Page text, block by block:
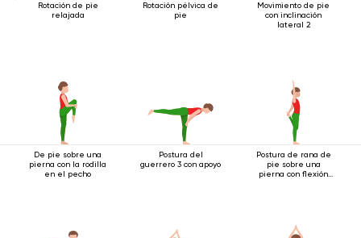
Rotación de pie
relajada
Rotación pélvica de
pie
Movimiento de pie
con inclinación
lateral 2
De pie sobre una
pierna con la rodilla
en el pecho
Postura del
guerrero 3 con apoyo
Postura de rana de
pie sobre una
pierna con flexión